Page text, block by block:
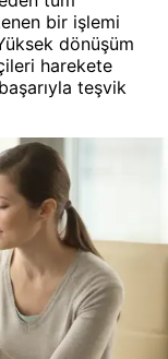
bir işlemi
dönüşüm
harekete
teşvik